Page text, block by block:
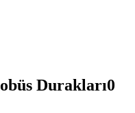
Durakları0